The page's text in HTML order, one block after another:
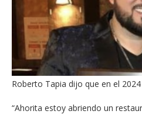
Roberto Tapia dijo que en el
“Ahorita estoy abriendo un